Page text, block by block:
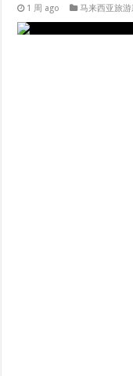
1 周 ago 马来西亚旅游